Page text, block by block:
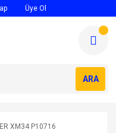
Üye Ol
ARA